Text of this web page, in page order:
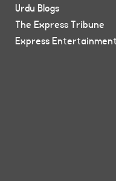
Urdu Blogs
The Express Tribune
Express Entertainment